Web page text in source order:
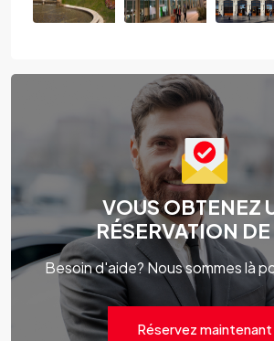
VOUS OBTENEZ
RÉSERVATION
Besoin d'aide? Nous sommes là
Réservez maintenant